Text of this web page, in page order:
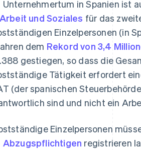
Unternehmertum in Spanien ist
und Soziales für das
Einzelpersonen (in
dem Rekord von 3,4
gestiegen, so dass die
Tätigkeit erfordert
(der spanischen
sind und nicht ein
Einzelpersonen
Abzugspflichtigen registrieren